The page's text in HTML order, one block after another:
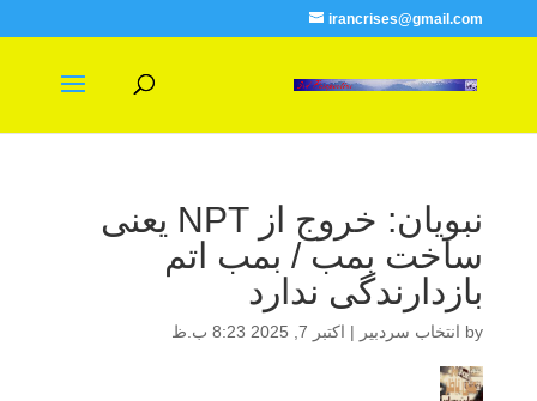
irancrises@gmail.com
نبویان: خروج از NPT یعنی
ساخت بمب / بمب اتم
بازدارندگی ندارد
by انتخاب سردبیر | اکتبر 7, 2025 8:23 ب.ظ